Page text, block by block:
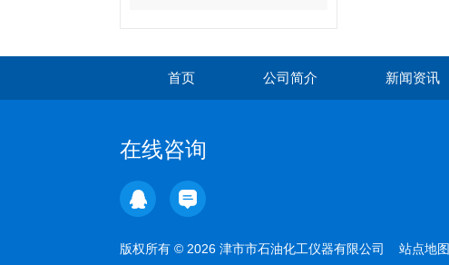
首页 公司简介 新闻资讯
在线咨询
版权所有 © 2026 津市市石油化工仪器有限公司 站点地图